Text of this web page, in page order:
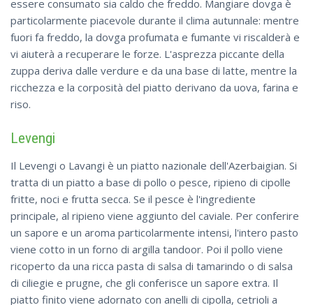
essere consumato sia caldo che freddo. Mangiare dovga è
particolarmente piacevole durante il clima autunnale: mentre
fuori fa freddo, la dovga profumata e fumante vi riscalderà e
vi aiuterà a recuperare le forze. L'asprezza piccante della
zuppa deriva dalle verdure e da una base di latte, mentre la
ricchezza e la corposità del piatto derivano da uova, farina e
riso.
Levengi
Il Levengi o Lavangi è un piatto nazionale dell'Azerbaigian. Si
tratta di un piatto a base di pollo o pesce, ripieno di cipolle
fritte, noci e frutta secca. Se il pesce è l'ingrediente
principale, al ripieno viene aggiunto del caviale. Per conferire
un sapore e un aroma particolarmente intensi, l'intero pasto
viene cotto in un forno di argilla tandoor. Poi il pollo viene
ricoperto da una ricca pasta di salsa di tamarindo o di salsa
di ciliegie e prugne, che gli conferisce un sapore extra. Il
piatto finito viene adornato con anelli di cipolla, cetrioli a